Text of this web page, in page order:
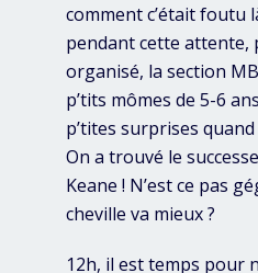
comment c’était foutu
pendant cette
organisé, la section
p’tits mômes de 5-6
p’tites surprises quand
On a trouvé le
Keane ! N’est ce pas
cheville va mieux ?
12h, il est temps pour